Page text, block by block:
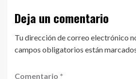
Deja un comentario
Tu dirección de correo electrónico
campos obligatorios están
Comentario *